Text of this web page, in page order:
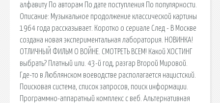
алфавиту По авторам По дате поступления По популярности.
Описание: Музыкальное продолжение классической картины
1964 года рассказывает. Коротко о сериале След - В Москве
создана новая экспериментальная лаборатория. НОВИНКА!
ОТЛИЧНЫЙ ФИЛЬМ О ВОЙНЕ. СМОТРЕТЬ ВСЕМ! Какой ХОСТИНГ
выбрать? Платный или. 43-й год, разгар Второй Мировой.
Где-то в Люблянском воеводстве располагается нацистский.
Поисковая сиcтема, список запросов, поиск информации.
Программно-аппаратный комплекс с веб. Альтернативная